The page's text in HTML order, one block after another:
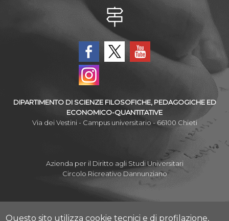
DIPARTIMENTO DI SCIENZE FILOSOFICHE, PEDAGOGICHE ED
ECONOMICO-QUANTITATIVE
Via dei Vestini - Campus universitario - 66100 Chieti
Azienda per il Diritto agli Studi Universitari
Circolo Ricreativo Dannunziano
Questo sito utilizza cookie tecnici e di profilazione,